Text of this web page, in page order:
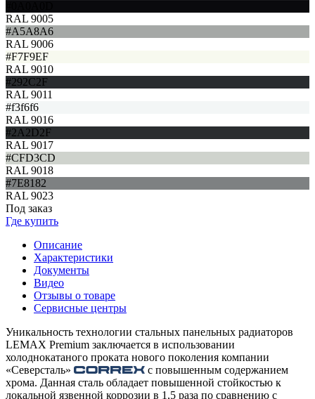
RAL 9005
#A5A8A6
RAL 9006
#F7F9EF
RAL 9010
#292C2F
RAL 9011
#f3f6f6
RAL 9016
#2A2D2F
RAL 9017
#CFD3CD
RAL 9018
#7E8182
RAL 9023
Под заказ
Где купить
Описание
Характеристики
Документы
Видео
Отзывы о товаре
Сервисные центры
Уникальность технологии стальных панельных радиаторов
LEMAX Premium заключается в использовании
холоднокатаного проката нового поколения компании
«Северсталь»
с повышенным содержанием
хрома. Данная сталь обладает повышенной стойкостью к
локальной язвенной коррозии в 1,5 раза по сравнению с